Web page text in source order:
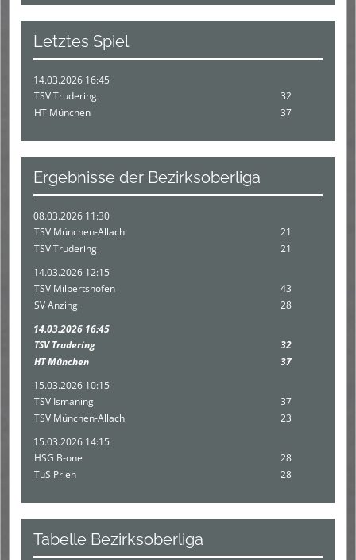
Letztes Spiel
14.03.2026 16:45
TSV Trudering
32
HT München
37
Ergebnisse der Bezirksoberliga
08.03.2026 11:30
TSV München-Allach
21
TSV Trudering
21
14.03.2026 12:15
TSV Milbertshofen
43
SV Anzing
28
14.03.2026 16:45
TSV Trudering
32
HT München
37
15.03.2026 10:15
TSV Ismaning
37
TSV München-Allach
23
15.03.2026 14:15
HSG B-one
28
TuS Prien
28
Tabelle Bezirksoberliga